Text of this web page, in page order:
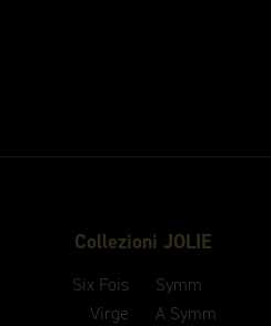
Collezioni JOLIE
Six Fois
Virge
Symm
A Symm